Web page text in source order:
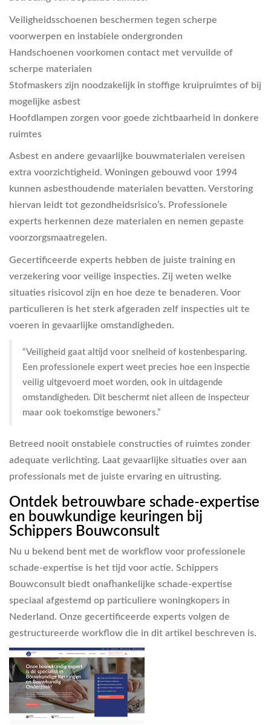
Veiligheidsschoenen beschermen tegen scherpe
voorwerpen en instabiele ondergronden
Handschoenen voorkomen contact met vervuilde of
scherpe materialen
Stofmaskers zijn noodzakelijk in stoffige kruipruimtes of bij
mogelijke asbest
Hoofdlampen zorgen voor goede zichtbaarheid in donkere
ruimtes
Asbest en andere gevaarlijke bouwmaterialen vereisen
extra voorzichtigheid. Woningen gebouwd voor 1994
kunnen asbesthoudende materialen bevatten. Verstoring
hiervan leidt tot gezondheidsrisico’s. Professionele
experts herkennen deze materialen en nemen gepaste
voorzorgsmaatregelen.
Gecertificeerde experts hebben de juiste training en
verzekering voor veilige inspecties. Zij weten welke
situaties risicovol zijn en hoe deze te benaderen. Voor
particulieren is het sterk afgeraden zelf inspecties uit te
voeren in gevaarlijke omstandigheden.
“Veiligheid gaat altijd voor snelheid of kostenbesparing.
Een professionele expert weet precies hoe een inspectie
veilig uitgevoerd moet worden, ook in uitdagende
omstandigheden. Dit beschermt niet alleen de inspecteur
maar ook toekomstige bewoners.”
Betreed nooit onstabiele constructies of ruimtes zonder
adequate verlichting. Laat gevaarlijke situaties over aan
professionals met de juiste ervaring en uitrusting.
Ontdek betrouwbare schade-expertise
en bouwkundige keuringen bij
Schippers Bouwconsult
Nu u bekend bent met de workflow voor professionele
schade-expertise is het tijd voor actie. Schippers
Bouwconsult biedt onafhankelijke schade-expertise
speciaal afgestemd op particuliere woningkopers in
Nederland. Onze gecertificeerde experts volgen de
gestructureerde workflow die in dit artikel beschreven is.